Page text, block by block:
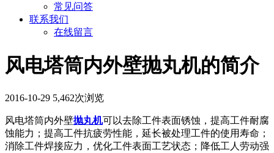
常见问答
联系我们
在线留言
风电塔筒内外壁抛丸机的简介
2016-10-29 5,462次浏览
风电塔筒内外壁抛丸机可以去除工件表面锈蚀，提高工件耐腐
蚀能力；提高工件抗疲劳性能，延长被处理工件的使用寿命；
消除工件焊接应力，优化工件表面工艺状态；降低工人劳动强